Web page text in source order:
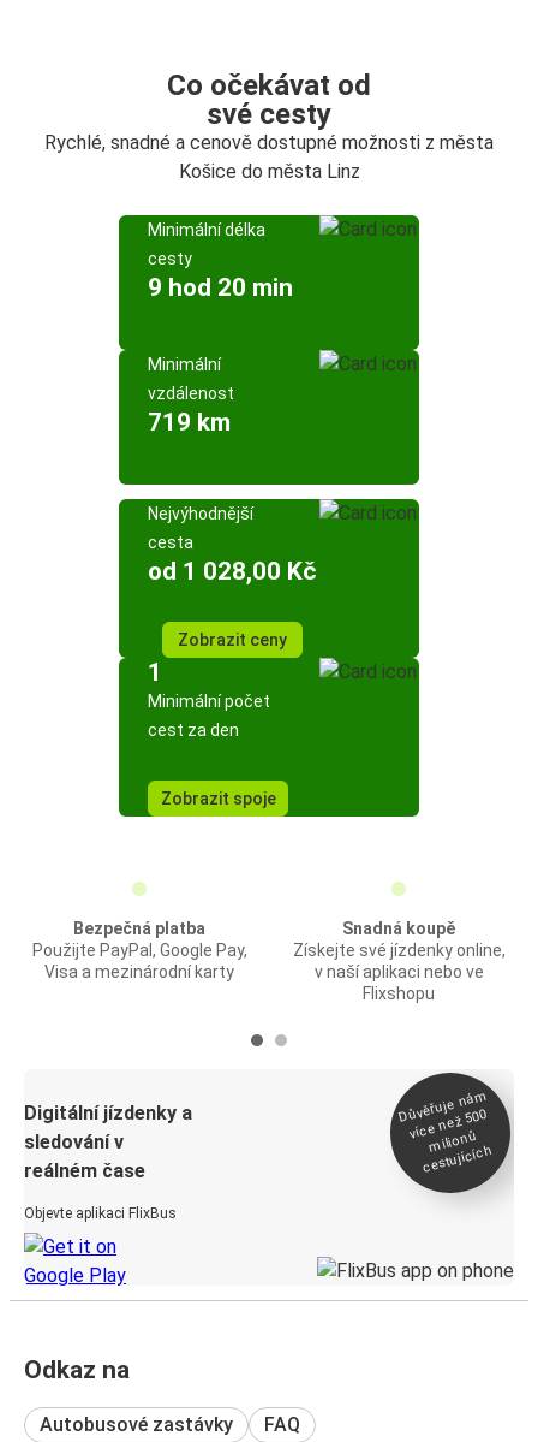
Co očekávat od
své cesty
Rychlé, snadné a cenově dostupné možnosti z města
Košice do města Linz
Minimální délka
cesty
9 hod 20 min
Minimální
vzdálenost
719 km
Nejvýhodnější
cesta
od 1 028,00 Kč
Zobrazit ceny
1
Minimální počet
cest za den
Zobrazit spoje
Bezpečná platba
Použijte PayPal, Google Pay,
Visa a mezinárodní karty
Snadná koupě
Získejte své jízdenky online,
v naší aplikaci nebo ve
Flixshopu
Digitální jízdenky a
sledování v
reálném čase
Objevte aplikaci FlixBus
Důvěřuje ná
m
více než 500
milionů
cestujících
Odkaz na
Autobusové zastávky FAQ